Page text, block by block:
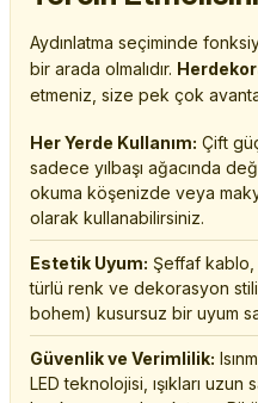
Aydınlatma seçiminde
bir arada olmalıdır.
etmeniz, size pek çok
Her Yerde Kullanım: Çift
sadece yılbaşı ağacında
okuma köşenizde veya
olarak kullanabilirsiniz.
Estetik Uyum: Şeffaf kablo,
türlü renk ve dekorasyon
bohem) kusursuz bir uyum
Güvenlik ve Verimlilik:
LED teknolojisi, ışıkları